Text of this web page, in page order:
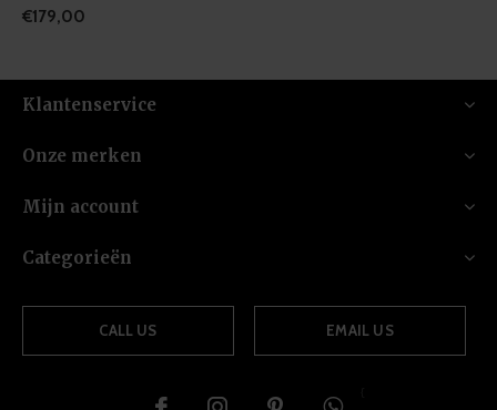
€179,00
Klantenservice
Onze merken
Mijn account
Categorieën
CALL US EMAIL US